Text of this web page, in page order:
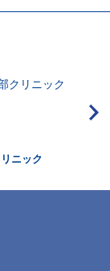
ニック